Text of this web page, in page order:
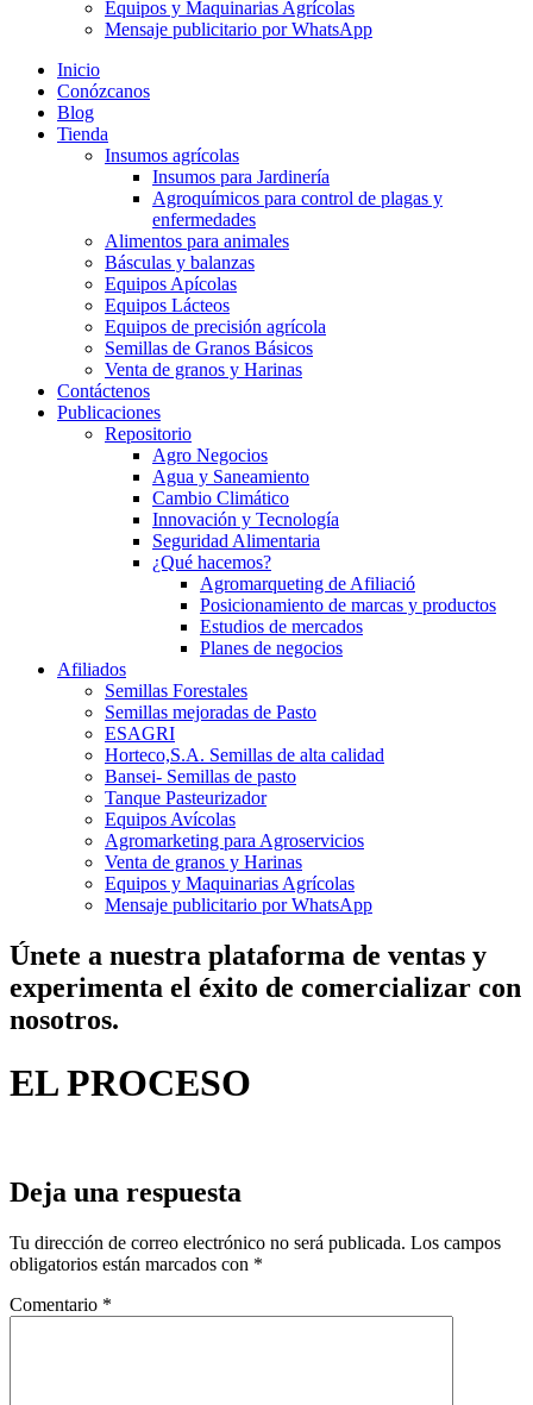
Equipos y Maquinarias Agrícolas
Mensaje publicitario por WhatsApp
Inicio
Conózcanos
Blog
Tienda
Insumos agrícolas
Insumos para Jardinería
Agroquímicos para control de plagas y
enfermedades
Alimentos para animales
Básculas y balanzas
Equipos Apícolas
Equipos Lácteos
Equipos de precisión agrícola
Semillas de Granos Básicos
Venta de granos y Harinas
Contáctenos
Publicaciones
Repositorio
Agro Negocios
Agua y Saneamiento
Cambio Climático
Innovación y Tecnología
Seguridad Alimentaria
¿Qué hacemos?
Agromarqueting de Afiliació
Posicionamiento de marcas y productos
Estudios de mercados
Planes de negocios
Afiliados
Semillas Forestales
Semillas mejoradas de Pasto
ESAGRI
Horteco,S.A. Semillas de alta calidad
Bansei- Semillas de pasto
Tanque Pasteurizador
Equipos Avícolas
Agromarketing para Agroservicios
Venta de granos y Harinas
Equipos y Maquinarias Agrícolas
Mensaje publicitario por WhatsApp
Únete a nuestra plataforma de ventas y
experimenta el éxito de comercializar con
nosotros.
EL PROCESO
Deja una respuesta
Tu dirección de correo electrónico no será publicada. Los campos
obligatorios están marcados con *
Comentario *